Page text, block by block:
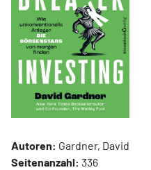
Autoren: Gardner, David
Seitenanzahl: 336